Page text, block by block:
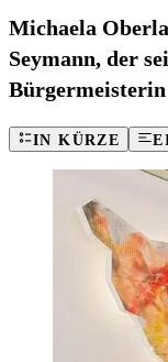
Michaela
Seymann, der
Bürgermeisterin
IN KÜRZE